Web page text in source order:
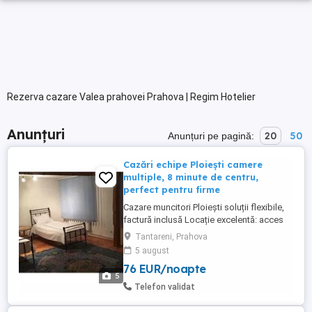
Rezerva cazare Valea prahovei Prahova | Regim Hotelier
Anunțuri Anunțuri pe pagină: 20 50
5
Cazări echipe Ploiești camere
multiple, 8 minute de centru,
perfect pentru firme
Cazare muncitori Ploiești soluții flexibile,
factură inclusă Locație excelentă: acces
rapid către centre comerciale, rafinării și
zone industriale din Ploiești Apartament în
vilă capacitate mare 4 camere | până la 11
persoane 1 baie, bucătărie complet utilată
TV, balcon, grătar ...
Tantareni, Prahova
5 august
76 EUR/noapte
Telefon validat